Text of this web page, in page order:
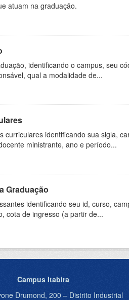
atuam na graduação.
identificando o campus, seu
qual a modalidade de...
curriculares identificando sua sigla,
ministrante, ano e período...
Graduação
identificando seu id, curso,
cota de ingresso (a partir de...
Campus Itabira
Drumond, 200 – Distrito Industrial